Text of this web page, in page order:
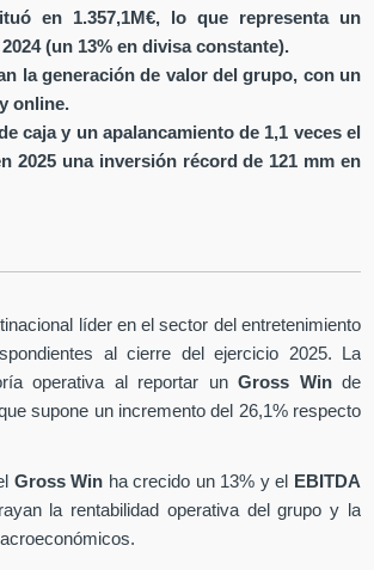
en 1.357,1M€, lo que representa un
(un 13% en divisa constante).
la generación de valor del grupo, con un
online.
caja y un apalancamiento de 1,1 veces el
2025 una inversión récord de 121 mm en
líder en el sector del entretenimiento
al cierre del ejercicio 2025. La
operativa al reportar un Gross Win de
supone un incremento del 26,1% respecto
Gross Win ha crecido un 13% y el
EBITDA
la rentabilidad operativa del grupo y la